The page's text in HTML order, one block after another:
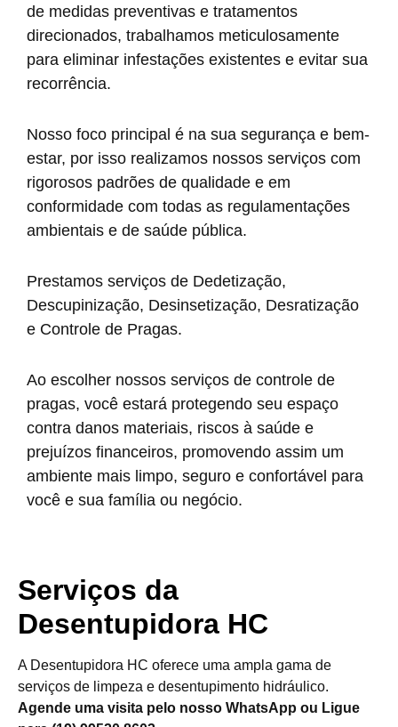
de medidas preventivas e tratamentos
direcionados, trabalhamos meticulosamente
para eliminar infestações existentes e evitar sua
recorrência.
Nosso foco principal é na sua segurança e bem-
estar, por isso realizamos nossos serviços com
rigorosos padrões de qualidade e em
conformidade com todas as regulamentações
ambientais e de saúde pública.
Prestamos serviços de Dedetização,
Descupinização, Desinsetização, Desratização
e Controle de Pragas.
Ao escolher nossos serviços de controle de
pragas, você estará protegendo seu espaço
contra danos materiais, riscos à saúde e
prejuízos financeiros, promovendo assim um
ambiente mais limpo, seguro e confortável para
você e sua família ou negócio.
Serviços da
Desentupidora HC
A Desentupidora HC oferece uma ampla gama de
serviços de limpeza e desentupimento hidráulico.
Agende uma visita pelo nosso WhatsApp ou Ligue